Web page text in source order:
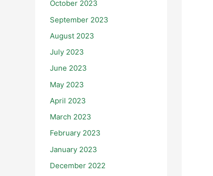
October 2023
September 2023
August 2023
July 2023
June 2023
May 2023
April 2023
March 2023
February 2023
January 2023
December 2022